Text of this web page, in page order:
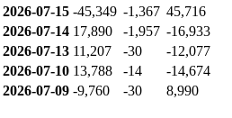
2026-07-15 -45,349 -1,367 45,716
2026-07-14 17,890 -1,957 -16,933
2026-07-13 11,207 -30
-12,077
2026-07-10 13,788 -14
-14,674
2026-07-09 -9,760 -30 8,990